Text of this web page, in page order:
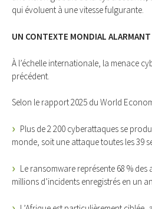
qui évoluent à une vitesse fulgurante.
UN CONTEXTE MONDIAL ALARMANT
À l’échelle internationale, la menace
précédent.
Selon le rapport 2025 du World
Plus de 2 200 cyberattaques se
monde, soit une attaque toutes les 39
Le ransomware représente 68 % des
millions d’incidents enregistrés en un